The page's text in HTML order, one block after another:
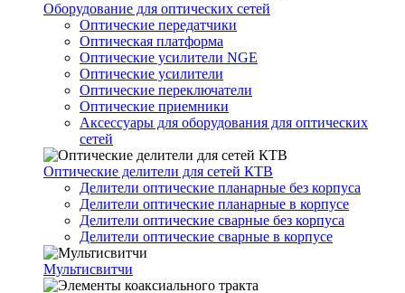
Оборудование для оптических сетей
Оптические передатчики
Оптическая платформа
Оптические усилители NGE
Оптические усилители
Оптические переключатели
Оптические приемники
Аксессуары для оборудования для оптических
сетей
Оптические делители для сетей КТВ
Делители оптические планарные без корпуса
Делители оптические планарные в корпусе
Делители оптические сварные без корпуса
Делители оптические сварные в корпусе
Мультисвитчи